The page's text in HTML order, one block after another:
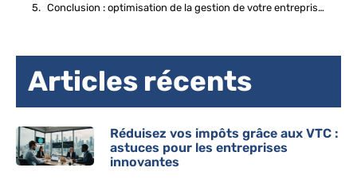
Conclusion : optimisation de la gestion de votre entreprise VTC grâce aux logiciels comptables
Articles récents
Réduisez vos impôts grâce aux VTC :
astuces pour les entreprises
innovantes